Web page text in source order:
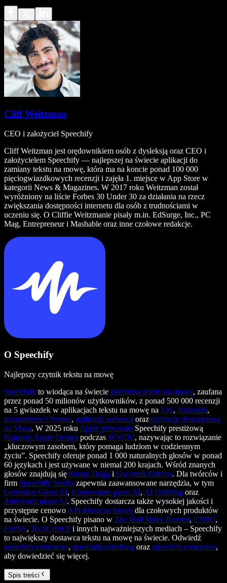
Cliff Weitzman
CEO i założyciel Speechify
Cliff Weitzman jest orędownikiem osób z dysleksją oraz CEO i
założycielem Speechify — najlepszej na świecie aplikacji do
zamiany tekstu na mowę, która ma na koncie ponad 100 000
pięciogwiazdkowych recenzji i zajęła 1. miejsce w App Store w
kategorii News & Magazines. W 2017 roku Weitzman został
wyróżniony na liście Forbes 30 Under 30 za działania na rzecz
zwiększania dostępności internetu dla osób z trudnościami w
uczeniu się. O Cliffie Weitzmanie pisały m.in. EdSurge, Inc., PC
Mag, Entrepreneur i Mashable oraz inne czołowe redakcje.
O Speechify
Najlepszy czytnik tekstu na mowę
Speechify to wiodąca na świecie platforma tekstu na mowę, zaufana
przez ponad 50 milionów użytkowników, z ponad 500 000 recenzji
na 5 gwiazdek w aplikacjach tekstu na mowę na iOS, Androida,
rozszerzenie Chrome, aplikację webową oraz aplikację desktopową
na Maca. W 2025 roku Apple przyznało Speechify prestiżową
Nagrodę Apple Design podczas WWDC, nazywając to rozwiązanie
„kluczowym zasobem, który pomaga ludziom w codziennym
życiu”. Speechify oferuje ponad 1 000 naturalnych głosów w ponad
60 językach i jest używane w niemal 200 krajach. Wśród znanych
głosów znajdują się Snoop Dogg i Gwyneth Paltrow. Dla twórców i
firm Speechify Studio zapewnia zaawansowane narzędzia, w tym
Generator Głosu AI, Klonowanie głosu AI, AI Dubbing oraz
Zmieniacz głosu AI. Speechify dostarcza także wysokiej jakości i
przystępne cenowo API tekstu na mowę dla czołowych produktów
na świecie. O Speechify pisano w The Wall Street Journal, CNBC,
Forbes, TechCrunch i innych najważniejszych mediach – Speechify
to największy dostawca tekstu na mowę na świecie. Odwiedź
speechify.com/news, speechify.com/blog oraz speechify.com/press,
aby dowiedzieć się więcej.
Spis treści